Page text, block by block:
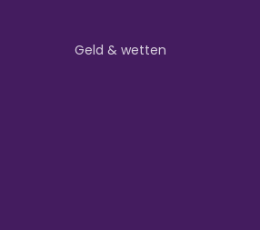
Geld & wetten